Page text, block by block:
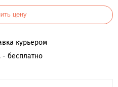
цену
курьером
- бесплатно